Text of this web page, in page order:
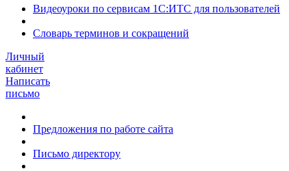
Видеоуроки по сервисам 1С:ИТС для пользователей
Словарь терминов и сокращений
Личный
кабинет
Написать
письмо
Предложения по работе сайта
Письмо директору